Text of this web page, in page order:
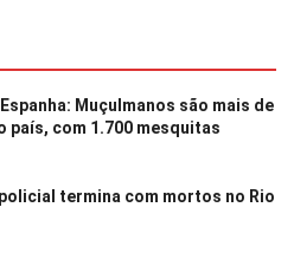
Muçulmanos são mais de
país, com 1.700 mesquitas
termina com mortos no Rio